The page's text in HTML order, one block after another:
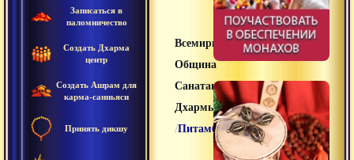
Записаться в
паломничество
Создать Дхарма
центр
Создать Ашрам для
карма-санньяси
Принять дикшу
Всемирная
Община
Санатана
Дхармы
/Питамбар